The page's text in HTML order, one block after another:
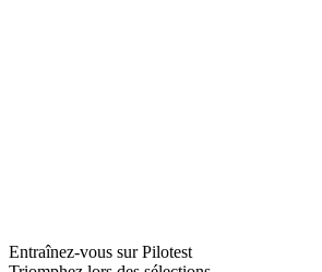
Entraînez-vous sur Pilotest